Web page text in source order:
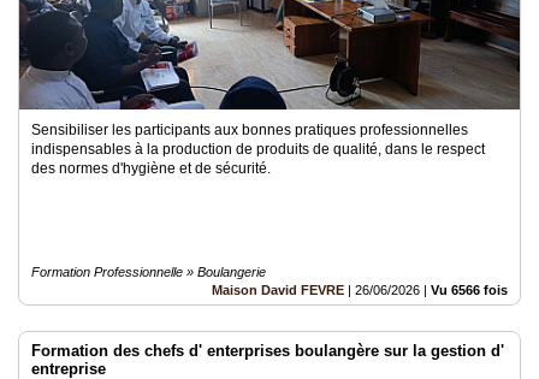
Sensibiliser les participants aux bonnes pratiques professionnelles
indispensables à la production de produits de qualité, dans le respect
des normes d'hygiène et de sécurité.
Formation Professionnelle » Boulangerie
Maison David FEVRE | 26/06/2026 | Vu 6566 fois
Formation des chefs d' enterprises boulangère sur la gestion d'
entreprise